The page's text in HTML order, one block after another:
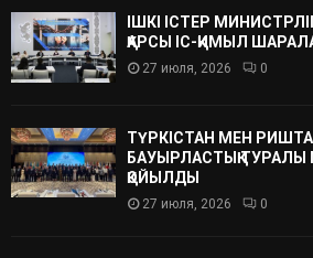
ІШКІ ІСТЕР
ҚАРСЫ ІС-ҚИМЫЛ
27 июля, 2026 0
ТҮРКІСТАН МЕН
БАУЫРЛАСТЫҚ ТУРАЛЫ
ҚОЙЫЛДЫ
27 июля, 2026 0